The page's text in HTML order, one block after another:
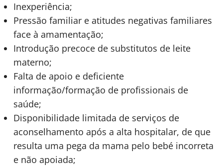
Inexperiência;
Pressão familiar e atitudes negativas familiares
face à amamentação;
Introdução precoce de substitutos de leite
materno;
Falta de apoio e deficiente
informação/formação de profissionais de
saúde;
Disponibilidade limitada de serviços de
aconselhamento após a alta hospitalar, de que
resulta uma pega da mama pelo bebé incorreta
e não apoiada;